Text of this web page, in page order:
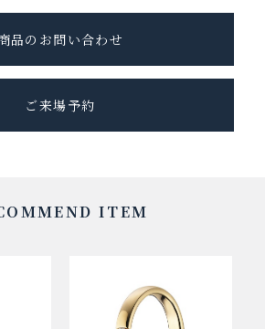
品のお問い合わせ
ご来場予約
ITEM